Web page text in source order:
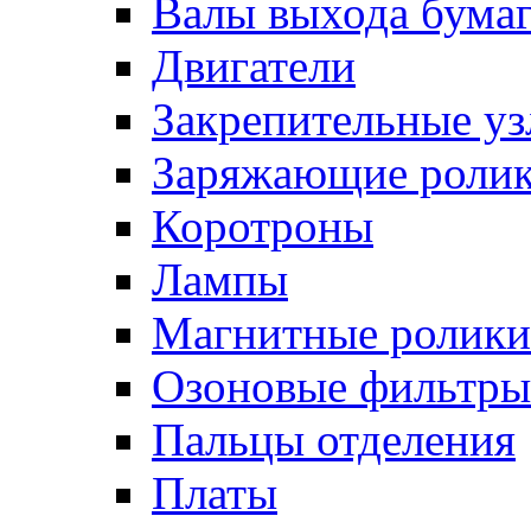
Валы выхода
Двигатели
Закрепительные
Заряжающие
Коротроны
Лампы
Магнитные ролики
Озоновые фильтры
Пальцы отделения
Платы